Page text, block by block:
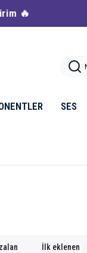
🔥
SES
İlk eklenen